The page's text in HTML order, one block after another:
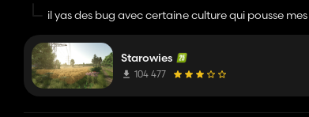
il yas des bug avec certaine culture qui pousse
Starowies
104 477